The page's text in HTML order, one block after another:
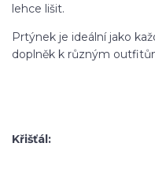
lehce lišit.
Prtýnek je ideální jako
doplněk k různým
Křišťál: